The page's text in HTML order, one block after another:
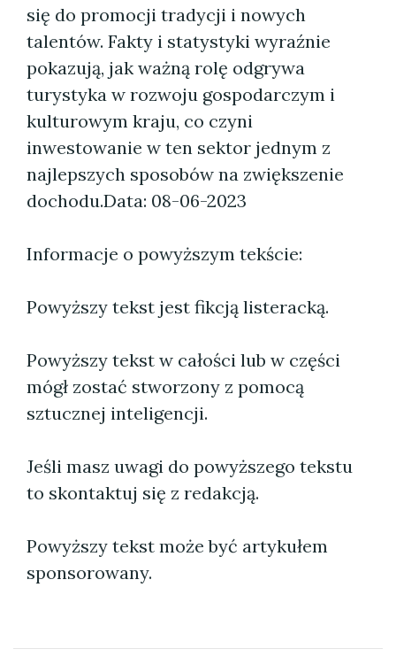
się do promocji tradycji i nowych
talentów. Fakty i statystyki wyraźnie
pokazują, jak ważną rolę odgrywa
turystyka w rozwoju gospodarczym i
kulturowym kraju, co czyni
inwestowanie w ten sektor jednym z
najlepszych sposobów na zwiększenie
dochodu.Data: 08-06-2023
Informacje o powyższym tekście:
Powyższy tekst jest fikcją listeracką.
Powyższy tekst w całości lub w części
mógł zostać stworzony z pomocą
sztucznej inteligencji.
Jeśli masz uwagi do powyższego tekstu
to skontaktuj się z redakcją.
Powyższy tekst może być artykułem
sponsorowany.